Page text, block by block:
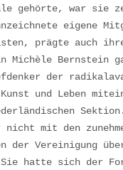
gehörte, war sie
eigene
prägte auch
Bernstein
der
und Leben
mit den
der Vereinigung
hatte sich der